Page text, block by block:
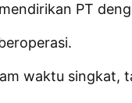
PT
waktu singkat,